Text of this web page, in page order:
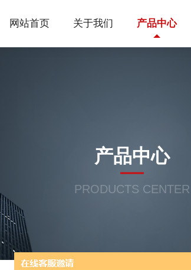
网站首页 关于我们 产品中心
产品中心
PRODUCTS CENTER